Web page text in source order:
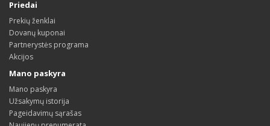
Priedai
Prekių ženklai
Dovanų kuponai
Partnerystės programa
Akcijos
Mano paskyra
Mano paskyra
Užsakymų istorija
Pageidavimų sąrašas